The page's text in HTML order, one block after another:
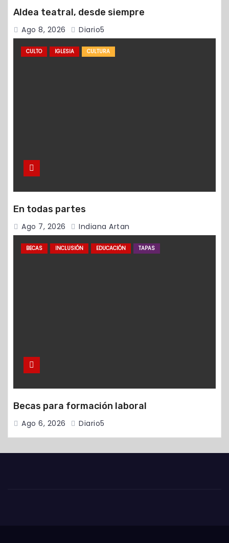
Aldea teatral, desde siempre
Ago 8, 2026 Diario5
CULTO IGLESIA CULTURA
En todas partes
Ago 7, 2026 Indiana Artan
BECAS INCLUSIÓN EDUCACIÓN TAPAS
Becas para formación laboral
Ago 6, 2026 Diario5